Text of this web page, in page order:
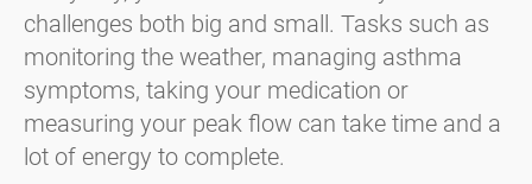
challenges both big and small. Tasks such as
monitoring the weather, managing asthma
symptoms, taking your medication or
measuring your peak flow can take time and a
lot of energy to complete.